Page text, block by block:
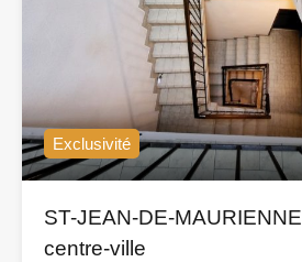
Exclusivité
ST-JEAN-DE-
centre-ville